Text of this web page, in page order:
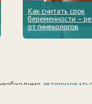
Как считать срок
беременности –
от гинекологов